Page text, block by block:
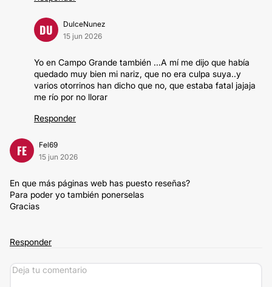
DU
DulceNunez
15 jun 2026
Yo en Campo Grande también ...A mí me dijo que había
quedado muy bien mi nariz, que no era culpa suya..y
varios otorrinos han dicho que no, que estaba fatal jajaja
me río por no llorar
Responder
FE
Fel69
15 jun 2026
En que más páginas web has puesto reseñas?
Para poder yo también ponerselas
Gracias
Responder